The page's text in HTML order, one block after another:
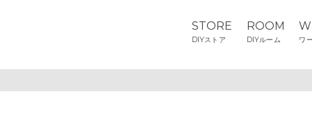
STORE
DIYストア
ROOM
DIYルーム ワ